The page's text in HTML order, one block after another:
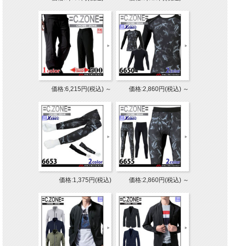
価格:6,215円(税込)～ 価格:2,860円(税込)～
価格:1,375円(税込) 価格:2,860円(税込)～